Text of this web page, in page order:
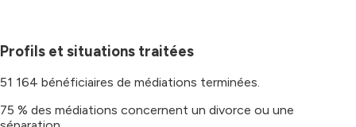
Profils et situations traitées
51 164 bénéficiaires de médiations terminées.
75 % des médiations concernent un divorce ou une